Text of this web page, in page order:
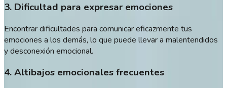
3. Dificultad para expresar emociones
Encontrar dificultades para comunicar eficazmente tus
emociones a los demás, lo que puede llevar a malentendidos
y desconexión emocional.
4. Altibajos emocionales frecuentes